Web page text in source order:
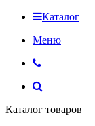
Каталог
Меню
Каталог товаров